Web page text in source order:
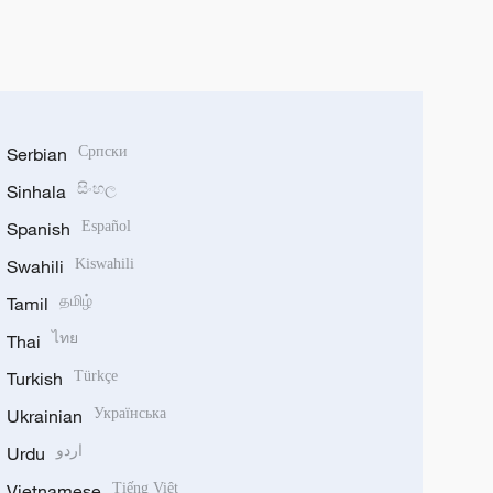
Serbian Српски
Sinhala සිංහල
Spanish Español
Swahili Kiswahili
Tamil தமிழ்
Thai ไทย
Turkish Türkçe
Ukrainian Українська
Urdu اردو
Tiếng Việt